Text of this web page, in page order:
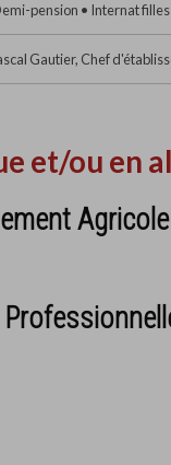
pension • Internat
Gautier, Chef
et/ou en
Agricole